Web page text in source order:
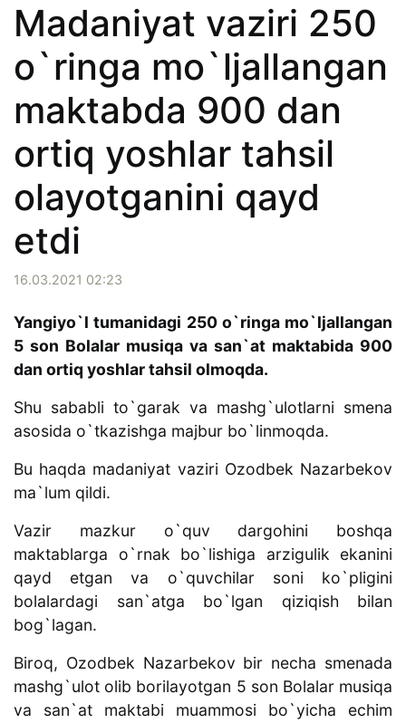
Madaniyat vaziri 250
o`ringa mo`ljallangan
maktabda 900 dan
ortiq yoshlar tahsil
olayotganini qayd
etdi
16.03.2021 02:23
Yangiyo`l tumanidagi 250 o`ringa mo`ljallangan
5 son Bolalar musiqa va san`at maktabida 900
dan ortiq yoshlar tahsil olmoqda.
Shu sababli to`garak va mashg`ulotlarni smena
asosida o`tkazishga majbur bo`linmoqda.
Bu haqda madaniyat vaziri Ozodbek Nazarbekov
ma`lum qildi.
Vazir mazkur o`quv dargohini boshqa
maktablarga o`rnak bo`lishiga arzigulik ekanini
qayd etgan va o`quvchilar soni ko`pligini
bolalardagi san`atga bo`lgan qiziqish bilan
bog`lagan.
Biroq, Ozodbek Nazarbekov bir necha smenada
mashg`ulot olib borilayotgan 5 son Bolalar musiqa
va san`at maktabi muammosi bo`yicha echim